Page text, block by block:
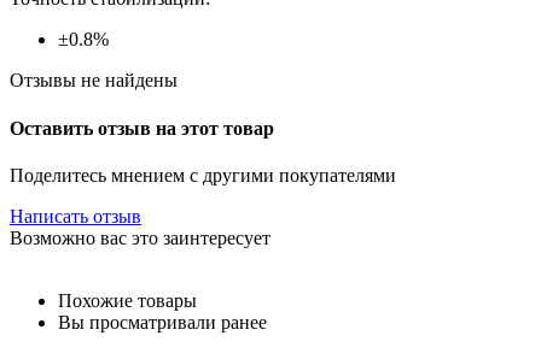
±0.8%
Отзывы не найдены
Оставить отзыв на этот товар
Поделитесь мнением с другими покупателями
Написать отзыв
Возможно вас это заинтересует
Похожие товары
Вы просматривали ранее